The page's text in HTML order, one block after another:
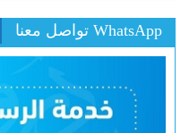
WhatsApp تواصل معنا